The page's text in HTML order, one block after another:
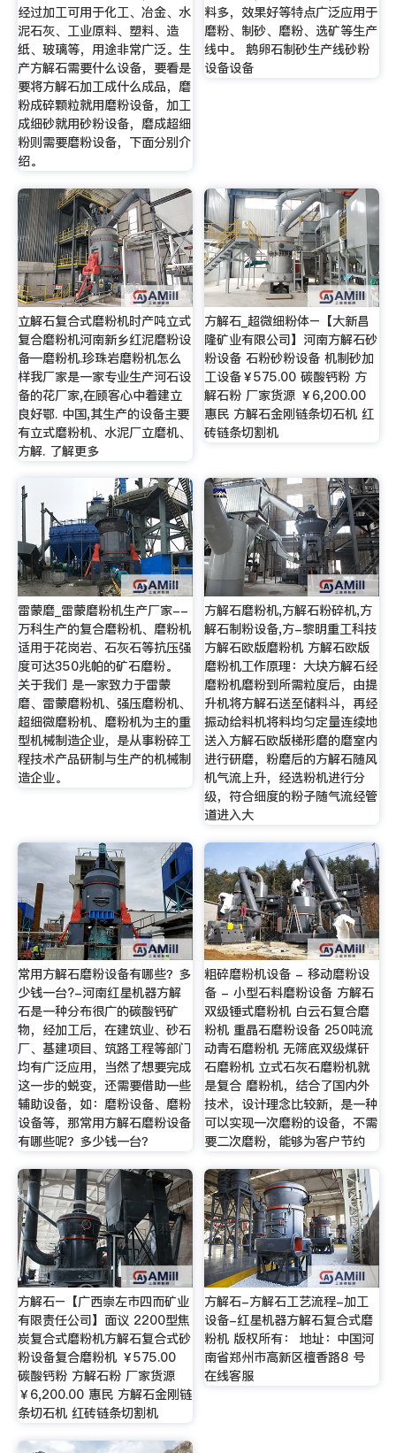
经过加工可用于化工、冶金、水
泥石灰、工业原料、塑料、造
纸、玻璃等，用途非常广泛。生
产方解石需要什么设备，要看是
要将方解石加工成什么成品，磨
粉成碎颗粒就用磨粉设备，加工
成细砂就用砂粉设备，磨成超细
粉则需要磨粉设备，下面分别介
绍。
料多，效果好等特点广泛应用于
磨粉、制砂、磨粉、选矿等生产
线中。 鹅卵石制砂生产线砂粉
设备设备
立解石复合式磨粉机时产吨立式
复合磨粉机河南新乡红泥磨粉设
备—磨粉机.珍珠岩磨粉机怎么
样我厂家是一家专业生产河石设
备的花厂家,在顾客心中着建立
良好鄂. 中国,其生产的设备主要
有立式磨粉机、水泥厂立磨机、
方解. 了解更多
方解石_超微细粉体–【大新昌
隆矿业有限公司】河南方解石砂
粉设备 石粉砂粉设备 机制砂加
工设备￥575.00 碳酸钙粉 方
解石粉 厂家货源 ￥6,200.00
惠民 方解石金刚链条切石机 红
砖链条切割机
雷蒙磨_雷蒙磨粉机生产厂家--
万科生产的复合磨粉机、磨粉机
适用于花岗岩、石灰石等抗压强
度可达350兆帕的矿石磨粉。
关于我们 是一家致力于雷蒙
磨、雷蒙磨粉机、强压磨粉机、
超细微磨粉机、磨粉机为主的重
型机械制造企业，是从事粉碎工
程技术产品研制与生产的机械制
造企业。
方解石磨粉机,方解石粉碎机,方
解石制粉设备,方-黎明重工科技
方解石欧版磨粉机 方解石欧版
磨粉机工作原理：大块方解石经
磨粉机磨粉到所需粒度后，由提
升机将方解石送至储料斗，再经
振动给料机将料均匀定量连续地
送入方解石欧版梯形磨的磨室内
进行研磨，粉磨后的方解石随风
机气流上升，经选粉机进行分
级，符合细度的粉子随气流经管
道进入大
常用方解石磨粉设备有哪些？多
少钱一台?-河南红星机器方解
石是一种分布很广的碳酸钙矿
物，经加工后，在建筑业、砂石
厂、基建项目、筑路工程等部门
均有广泛应用，当然了想要完成
这一步的蜕变，还需要借助一些
辅助设备，如：磨粉设备、磨粉
设备等，那常用方解石磨粉设备
有哪些呢？多少钱一台？
粗碎磨粉机设备 - 移动磨粉设
备 - 小型石料磨粉设备 方解石
双级锤式磨粉机 白云石复合磨
粉机 重晶石磨粉设备 250吨流
动青石磨粉机 无筛底双级煤矸
石磨粉机 立式石灰石磨粉机就
是复合 磨粉机，结合了国内外
技术，设计理念比较新，是一种
可以实现一次磨粉的设备，不需
要二次磨粉，能够为客户节约
方解石–【广西崇左市四而矿业
有限责任公司】面议 2200型焦
炭复合式磨粉机方解石复合式砂
粉设备复合磨粉机 ￥575.00
碳酸钙粉 方解石粉 厂家货源
￥6,200.00 惠民 方解石金刚链
条切石机 红砖链条切割机
方解石-方解石工艺流程-加工
设备-红星机器方解石复合式磨
粉机 版权所有： 地址：中国河
南省郑州市高新区檀香路8 号
在线客服